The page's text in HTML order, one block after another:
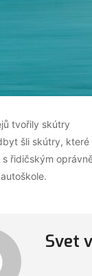
tvořily skútry
šli skútry,
řidičským
Svet